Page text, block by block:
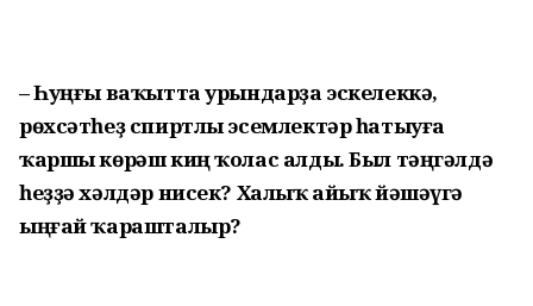
– Һуңғы ваҡытта урындарҙа эскелеккә,
рөхсәтһеҙ спиртлы эсемлектәр һатыуға
ҡаршы кө­рәш киң ҡолас алды. Был тәң­гәл­дә
һеҙҙә хәлдәр нисек? Халыҡ айыҡ йәшәүгә
ыңғай ҡарашталыр?